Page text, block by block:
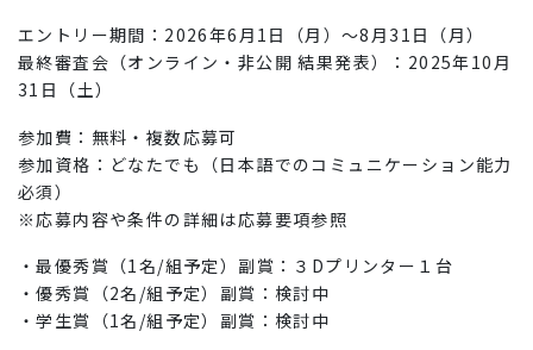
エントリー期間：2026年6月1日（月）〜8月31日（月）
最終審査会（オンライン・非公開 結果発表）：2025年10月
31日（土）
参加費：無料・複数応募可
参加資格：どなたでも（日本語でのコミュニケーション能力
必須）
※応募内容や条件の詳細は応募要項参照
・最優秀賞（1名/組予定）副賞：３Dプリンター１台
・優秀賞（2名/組予定）副賞：検討中
・学生賞（1名/組予定）副賞：検討中